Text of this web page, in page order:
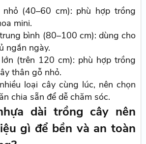
nhỏ (40–60 cm): phù hợp trồng
mini.
bình (80–100 cm): dùng cho
ngắn ngày.
(trên 120 cm): phù hợp trồng
thân gỗ nhỏ.
loại cây cùng lúc, nên chọn
chia sẵn để dễ chăm sóc.
dài trồng cây nên
gì để bền và an toàn